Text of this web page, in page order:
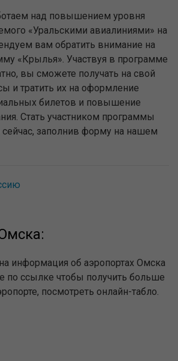
над повышением уровня
«Уральскими авиалиниями» на
вам обратить внимание на
«Крылья». Участвуя в программе
вы сможете получать на свой
и тратить их на оформление
билетов и повышение
Стать участником программы
заполнив форму на нашем
информация об аэропортах Омска
по ссылке чтобы получить больше
посмотреть онлайн-табло.